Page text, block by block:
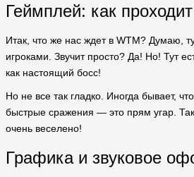
Геймплей: как
Итак, что же нас ждет в WTM? Думаю,
игроками. Звучит просто? Да! Но! Тут
как настоящий босс!
Но не все так гладко. Иногда бывает,
быстрые сражения — это прям угар. Так
очень веселено!
Графика и звуковое